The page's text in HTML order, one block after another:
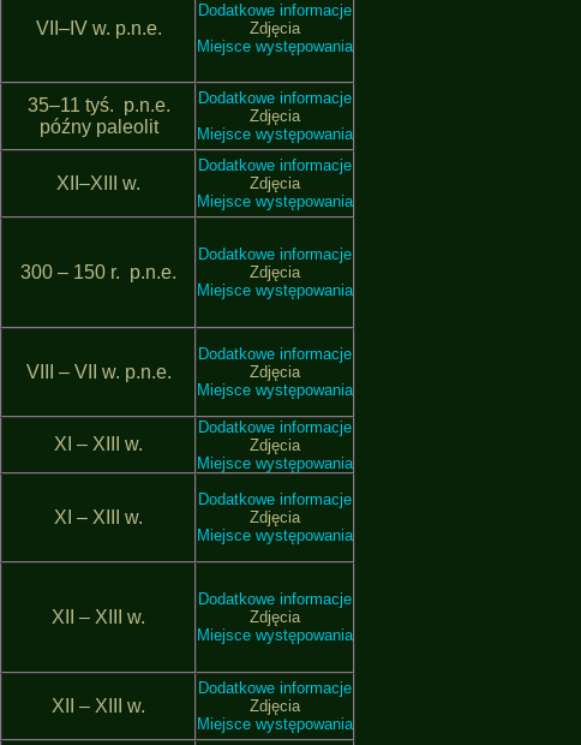
VІІ–IV w. p.n.e.
Dodatkowe informacje
Zdjęcia
Miejsce występowania
35–11 tyś. p.n.e.
późny paleolit
Dodatkowe informacje
Zdjęcia
Miejsce występowania
ХІІ–ХІІІ w.
Dodatkowe informacje
Zdjęcia
Miejsce występowania
300 – 150 r. p.n.e.
Dodatkowe informacje
Zdjęcia
Miejsce występowania
VІІІ – VІІ w. p.n.e.
Dodatkowe informacje
Zdjęcia
Miejsce występowania
ХІ – ХІІІ w.
Dodatkowe informacje
Zdjęcia
Miejsce występowania
ХІ – ХІІІ w.
Dodatkowe informacje
Zdjęcia
Miejsce występowania
ХІІ – ХІІІ w.
Dodatkowe informacje
Zdjęcia
Miejsce występowania
ХІІ – ХІІІ w.
Dodatkowe informacje
Zdjęcia
Miejsce występowania